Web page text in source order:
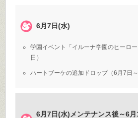
6月7日(水)
学園イベント「イルーナ学園のヒーロ
日）
ハートブーケの追加ドロップ（6月7日～
6月7日(水)メンテナンス後～6